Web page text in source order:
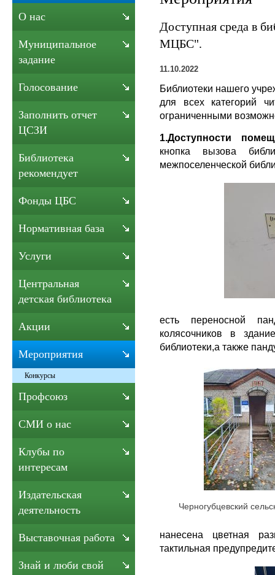
Доступная среда в
МЦБС".
11.10.2022
Библиотеки нашего
для всех категорий
ограниченными
1.Доступности
кнопка вызова
межпоселенческой
есть переносной
колясочников в
библиотеки,а также
Черногубцевский
нанесена цветная
тактильная
О нас
Муниципальное
задание
Голосование
Заполнить отчет
ЦСЗИ
Библиотека
рекомендует
Фонды ЦБС
Нормативная база
Услуги
Центральная
детская библиотека
Акции
Мероприятия
Конкурсы
Профсоюз
СМИ о нас
Клубы по
интересам
Издательская
деятельность
Выставочная работа
Знай и люби свой